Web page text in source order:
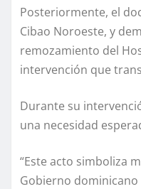
Posteriormente, el
Cibao Noroeste, y
remozamiento del
intervención que
Durante su
una necesidad
“Este acto simboliza
Gobierno dominicano